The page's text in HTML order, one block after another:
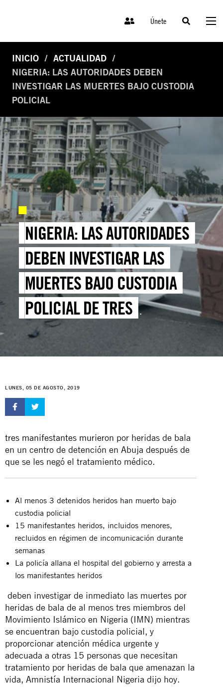
Únete
INICIO
ACTUALIDAD
NIGERIA: LAS AUTORIDADES DEBEN
INVESTIGAR LAS MUERTES BAJO CUSTODIA
POLICIAL
NIGERIA: LAS AUTORIDADES
DEBEN INVESTIGAR LAS
MUERTES BAJO CUSTODIA
POLICIAL DE TRES
MANIFESTANTES DEL IMN
LUNES, 05 DE AGOSTO, 2019
tres manifestantes murieron por heridas de bala
en un centro de detención en Abuja después de
que se les negó el tratamiento médico.
Al menos 3 detenidos heridos han muerto bajo
custodia policial
15 manifestantes heridos, incluidos menores,
recluidos en régimen de incomunicación durante
semanas
La policía allana el hospital del gobierno y arresta a
los manifestantes heridos
deben investigar de inmediato las muertes por
heridas de bala de al menos tres miembros del
Movimiento Islámico en Nigeria (IMN) mientras
se encuentran bajo custodia policial, y
proporcionar atención médica urgente y
adecuada a otras 15 personas que necesitan
tratamiento por heridas de bala que amenazan la
vida, Amnistía Internacional Nigeria dijo hoy.